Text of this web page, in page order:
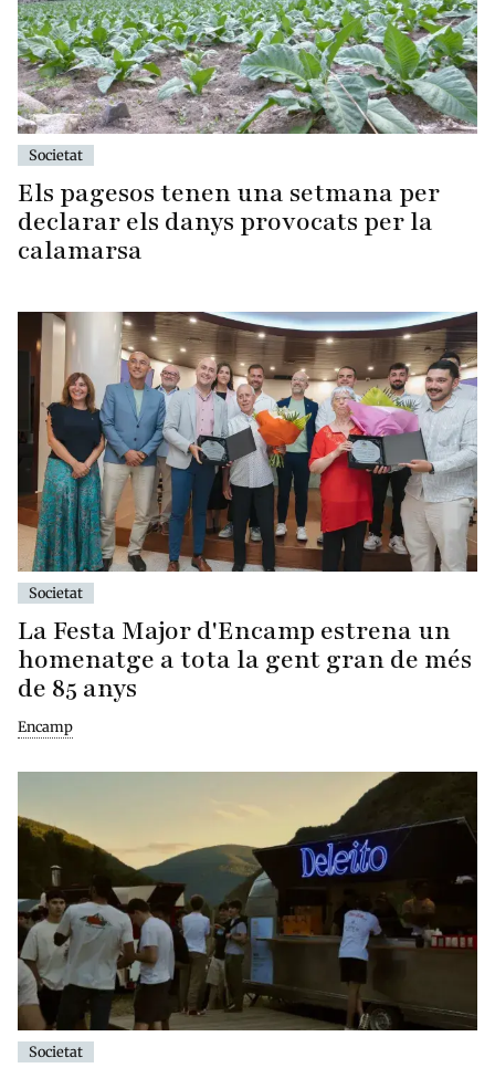
Societat
Els pagesos tenen una setmana per
declarar els danys provocats per la
calamarsa
Societat
La Festa Major d'Encamp estrena un
homenatge a tota la gent gran de més
de 85 anys
Encamp
Societat